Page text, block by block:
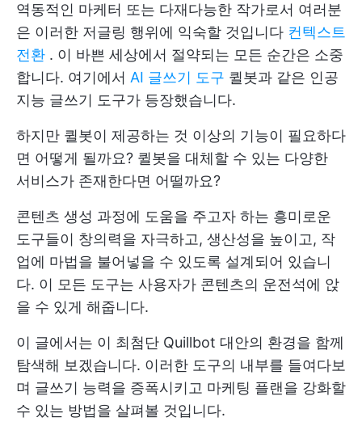
역동적인 마케터 또는 다재다능한 작가로서 여러분
은 이러한 저글링 행위에 익숙할 것입니다 컨텍스트
전환 . 이 바쁜 세상에서 절약되는 모든 순간은 소중
합니다. 여기에서 AI 글쓰기 도구 퀼봇과 같은 인공
지능 글쓰기 도구가 등장했습니다.
하지만 퀼봇이 제공하는 것 이상의 기능이 필요하다
면 어떻게 될까요? 퀼봇을 대체할 수 있는 다양한
서비스가 존재한다면 어떨까요?
콘텐츠 생성 과정에 도움을 주고자 하는 흥미로운
도구들이 창의력을 자극하고, 생산성을 높이고, 작
업에 마법을 불어넣을 수 있도록 설계되어 있습니
다. 이 모든 도구는 사용자가 콘텐츠의 운전석에 앉
을 수 있게 해줍니다.
이 글에서는 이 최첨단 Quillbot 대안의 환경을 함께
탐색해 보겠습니다. 이러한 도구의 내부를 들여다보
며 글쓰기 능력을 증폭시키고 마케팅 플랜을 강화할
수 있는 방법을 살펴볼 것입니다.